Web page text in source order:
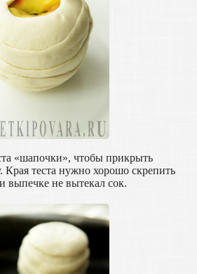
«шапочки», чтобы прикрыть
Края теста нужно хорошо скрепить
выпечке не вытекал сок.